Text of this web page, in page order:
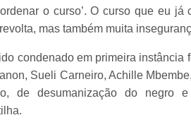
o curso’. O curso que eu já
mas também muita
condenado em primeira instância
Sueli Carneiro, Achille
de desumanização do negro